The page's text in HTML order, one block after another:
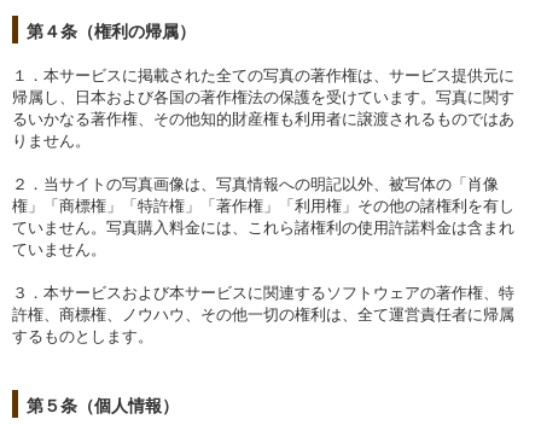
第４条（権利の帰属）
１．本サービスに掲載された全ての写真の著作権は、サービス提供元に
帰属し、日本および各国の著作権法の保護を受けています。写真に関す
るいかなる著作権、その他知的財産権も利用者に譲渡されるものではあ
りません。
２．当サイトの写真画像は、写真情報への明記以外、被写体の「肖像
権」「商標権」「特許権」「著作権」「利用権」その他の諸権利を有し
ていません。写真購入料金には、これら諸権利の使用許諾料金は含まれ
ていません。
３．本サービスおよび本サービスに関連するソフトウェアの著作権、特
許権、商標権、ノウハウ、その他一切の権利は、全て運営責任者に帰属
するものとします。
第５条（個人情報）